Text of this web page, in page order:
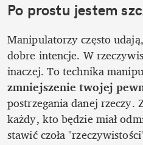
Po prostu jestem
Manipulatorzy często
dobre intencje. W
inaczej. To technika
zmniejszenie twojej
postrzegania danej
każdy, kto będzie miał
stawić czoła